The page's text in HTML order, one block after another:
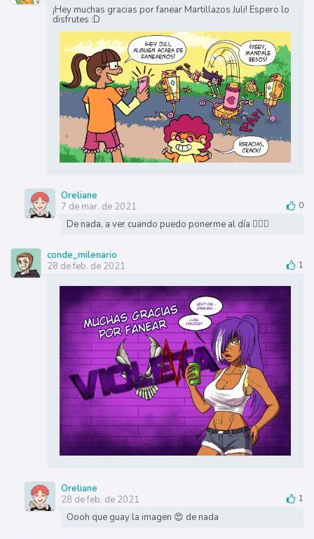
¡Hey muchas gracias por fanear Martillazos Juli! Espero lo
disfrutes :D
Oreliane
7 de mar. de 2021
0
De nada, a ver cuando puedo ponerme al día 👌🏻💕
conde_milenario
28 de feb. de 2021
1
Oreliane
28 de feb. de 2021
1
Oooh que guay la imagen 😍 de nada